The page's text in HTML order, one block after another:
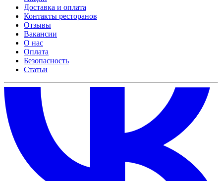
Доставка и оплата
Контакты ресторанов
Отзывы
Вакансии
О нас
Оплата
Безопасность
Статьи